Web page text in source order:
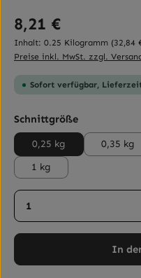
Regulärer Preis:
8,21 €
Inhalt: 0.25 Kilogramm (32,84
Preise inkl. MwSt. zzgl.
Sofort verfügbar,
Schnittgrößeauswählen
0,25 kg 0,35 kg
1 kg
Produkt Anzahl: Gib
In